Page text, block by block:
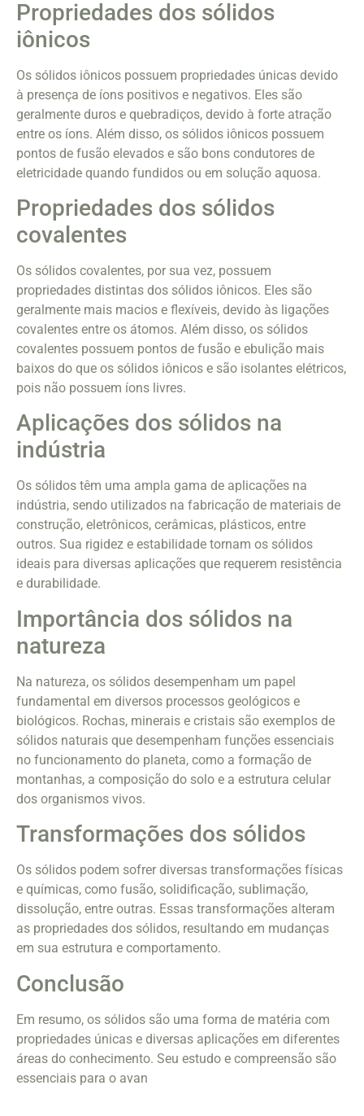
Propriedades dos sólidos
iônicos
Os sólidos iônicos possuem propriedades únicas devido
à presença de íons positivos e negativos. Eles são
geralmente duros e quebradiços, devido à forte atração
entre os íons. Além disso, os sólidos iônicos possuem
pontos de fusão elevados e são bons condutores de
eletricidade quando fundidos ou em solução aquosa.
Propriedades dos sólidos
covalentes
Os sólidos covalentes, por sua vez, possuem
propriedades distintas dos sólidos iônicos. Eles são
geralmente mais macios e flexíveis, devido às ligações
covalentes entre os átomos. Além disso, os sólidos
covalentes possuem pontos de fusão e ebulição mais
baixos do que os sólidos iônicos e são isolantes elétricos,
pois não possuem íons livres.
Aplicações dos sólidos na
indústria
Os sólidos têm uma ampla gama de aplicações na
indústria, sendo utilizados na fabricação de materiais de
construção, eletrônicos, cerâmicas, plásticos, entre
outros. Sua rigidez e estabilidade tornam os sólidos
ideais para diversas aplicações que requerem resistência
e durabilidade.
Importância dos sólidos na
natureza
Na natureza, os sólidos desempenham um papel
fundamental em diversos processos geológicos e
biológicos. Rochas, minerais e cristais são exemplos de
sólidos naturais que desempenham funções essenciais
no funcionamento do planeta, como a formação de
montanhas, a composição do solo e a estrutura celular
dos organismos vivos.
Transformações dos sólidos
Os sólidos podem sofrer diversas transformações físicas
e químicas, como fusão, solidificação, sublimação,
dissolução, entre outras. Essas transformações alteram
as propriedades dos sólidos, resultando em mudanças
em sua estrutura e comportamento.
Conclusão
Em resumo, os sólidos são uma forma de matéria com
propriedades únicas e diversas aplicações em diferentes
áreas do conhecimento. Seu estudo e compreensão são
essenciais para o avan